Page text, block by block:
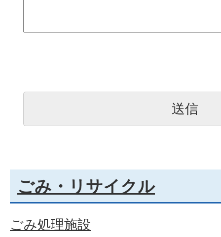
ごみ・リサイクル
ごみ処理施設